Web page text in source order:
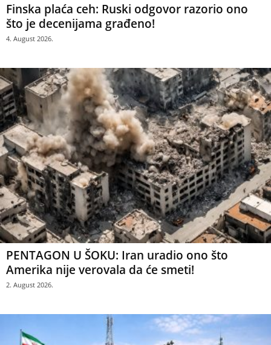
Finska plaća ceh: Ruski odgovor razorio ono
što je decenijama građeno!
4. August 2026.
PENTAGON U ŠOKU: Iran uradio ono što
Amerika nije verovala da će smeti!
2. August 2026.